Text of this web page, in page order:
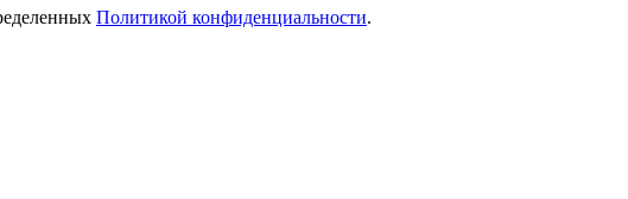
Политикой конфиденциальности.